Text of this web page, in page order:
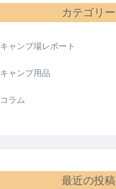
カテゴリー
キャンプ場レポート
キャンプ用品
コラム
最近の投稿